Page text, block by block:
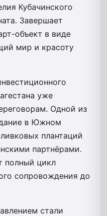
Кубачинского
Завершает
объект в виде
мир и красоту
уже
Одной из
в Южном
плантаций
партнёрами.
полный цикл
сопровождения до
стали